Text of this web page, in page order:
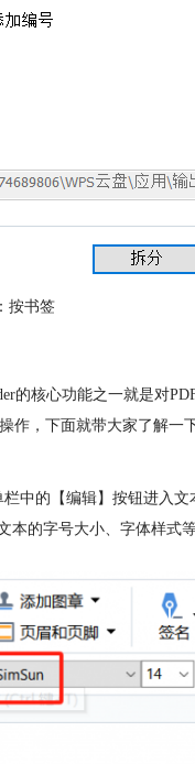
按书签
的核心功能之一就是对
作，下面就带大家了解一
中的【编辑】按钮进入
本的字号大小、字体样式等